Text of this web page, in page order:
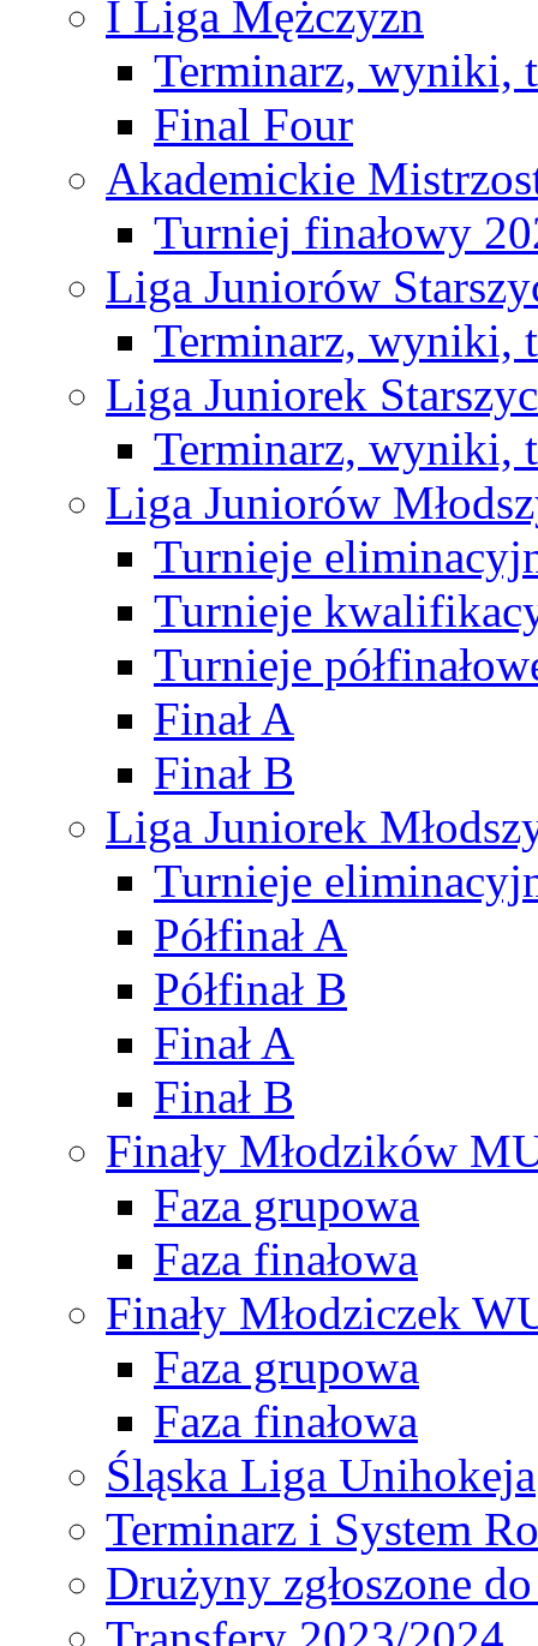
I Liga Mężczyzn
Terminarz, wyniki,
Final Four
Akademickie
Turniej finałowy
Liga Juniorów
Terminarz, wyniki,
Liga Juniorek
Terminarz, wyniki,
Liga Juniorów
Turnieje
Turnieje
Turnieje
Finał A
Finał B
Liga Juniorek
Turnieje
Półfinał A
Półfinał B
Finał A
Finał B
Finały Młodzików
Faza grupowa
Faza finałowa
Finały Młodziczek
Faza grupowa
Faza finałowa
Śląska Liga Unihokeja
Terminarz i System
Drużyny zgłoszone